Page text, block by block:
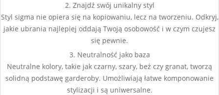
2. Znajdź swój unikalny styl
Styl sigma nie opiera się na kopiowaniu, lecz na tworzeniu. Odkryj,
jakie ubrania najlepiej oddają Twoją osobowość i w czym czujesz
się pewnie.
3. Neutralność jako baza
Neutralne kolory, takie jak czarny, szary, beż czy granat, tworzą
solidną podstawę garderoby. Umożliwiają łatwe komponowanie
stylizacji i są uniwersalne.